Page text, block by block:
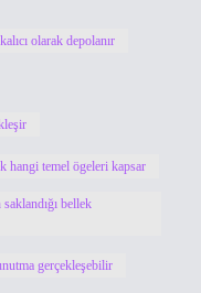
olarak depolanır
hangi temel ögeleri kapsar
bellek
gerçekleşebilir